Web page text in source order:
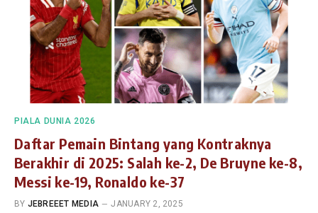
PIALA DUNIA 2026
Daftar Pemain Bintang yang Kontraknya
Berakhir di 2025: Salah ke-2, De Bruyne ke-8,
Messi ke-19, Ronaldo ke-37
BY JEBREEET MEDIA JANUARY 2, 2025